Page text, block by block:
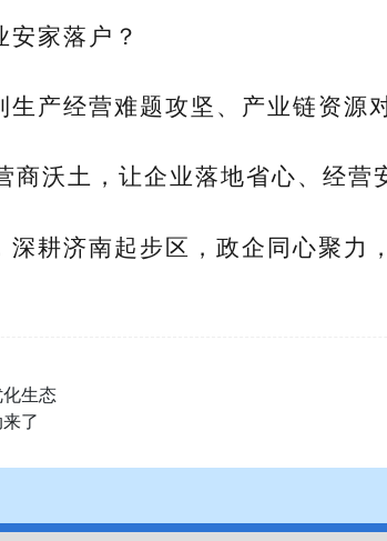
家落户？
产经营难题攻坚、产业链资源
商沃土，让企业落地省心、经营
耕济南起步区，政企同心聚力
生态
了